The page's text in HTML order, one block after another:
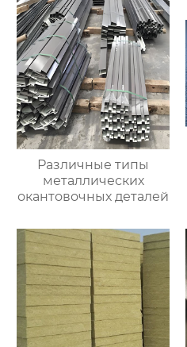
Различные типы
металлических
окантовочных деталей